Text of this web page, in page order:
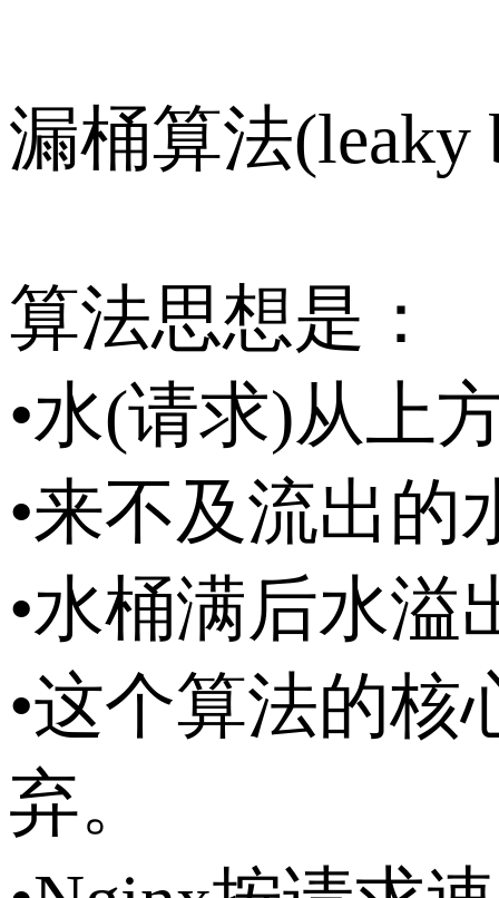
漏桶算法(leaky
算法思想是：
•水(请求)从上
•来不及流出
•水桶满后水溢
•这个算法的
弃。